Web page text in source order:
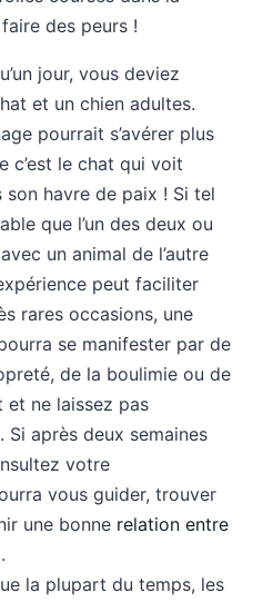
des peurs !
jour, vous deviez
et un chien adultes.
pourrait s’avérer plus
c’est le chat qui voit
havre de paix ! Si tel
que l’un des deux ou
un animal de l’autre
peut faciliter
rares occasions, une
se manifester par de
de la boulimie ou de
et ne laissez pas
Si après deux semaines
votre
vous guider, trouver
une bonne relation entre
.
la plupart du temps, les